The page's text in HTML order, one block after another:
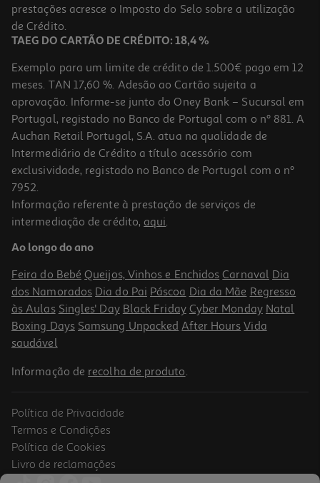
1.399,99 €
4.8
Smartphone Samsung Galaxy S26 Ultra 256gb Branco
1399.99 €/un
1.399,99 €
prestações acresce o Imposto do Selo sobre a utilização
de Crédito.
TAEG DO CARTÃO DE CRÉDITO: 18,4 %
Exemplo para um limite de crédito de 1.500€ pago em 12
meses. TAN 17,60 %. Adesão ao Cartão sujeita a
aprovação. Informe-se junto do Oney Bank – Sucursal em
Portugal, registado no Banco de Portugal com o nº 881. A
Auchan Retail Portugal, S.A. atua na qualidade de
Intermediário de Crédito a título acessório com
exclusividade, registado no Banco de Portugal com o nº
7952.
Informação referente à prestação de serviços de
intermediação de crédito, aqui.
Ao longo do ano
Feira do Bebé Queijos, Vinhos e Enchidos Carnaval Dia
dos Namorados Dia do Pai Páscoa Dia da Mãe Regresso
às Aulas Singles' Day Black Friday Cyber Monday Natal
Boxing Days Samsung Unpacked After Hours Vida
saudável
Informação de recolha de produto.
Política de Privacidade
Termos e Condições
Política de Cookies
Livro de reclamações